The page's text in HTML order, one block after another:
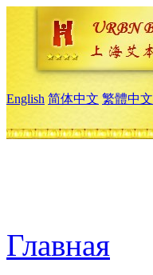
English 简体中文 繁體中文
Главная